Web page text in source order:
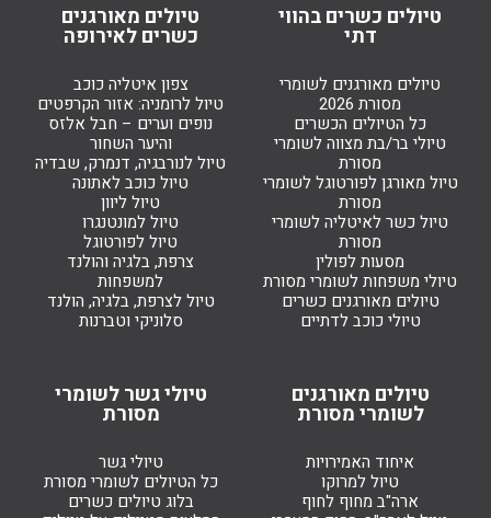
טיולים כשרים בהווי
דתי
טיולים מאורגנים לשומרי
מסורת 2026
כל הטיולים הכשרים
טיולי בר/בת מצווה לשומרי
מסורת
טיול מאורגן לפורטוגל לשומרי
מסורת
טיול כשר לאיטליה לשומרי
מסורת
מסעות לפולין
טיולי משפחות לשומרי מסורת
טיולים מאורגנים כשרים
טיולי כוכב לדתיים
טיולים מאורגנים
כשרים לאירופה
צפון איטליה כוכב
טיול לרומניה: אזור הקרפטים
נופים וערים – חבל אלזס
והיער השחור
טיול לנורבגיה, דנמרק, שבדיה
טיול כוכב לאתונה
טיול ליוון
טיול למונטנגרו
טיול לפורטוגל
צרפת, בלגיה והולנד
למשפחות
טיול לצרפת, בלגיה, הולנד
סלוניקי וטברנות
טיולים מאורגנים
לשומרי מסורת
איחוד האמירויות
טיול למרוקו
ארה"ב מחוף לחוף
טיולי גשר לשומרי
מסורת
טיולי גשר
כל הטיולים לשומרי מסורת
בלוג טיולים כשרים